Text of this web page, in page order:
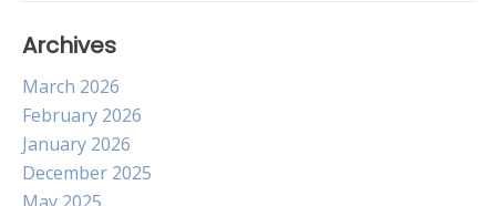
Archives
March 2026
February 2026
January 2026
December 2025